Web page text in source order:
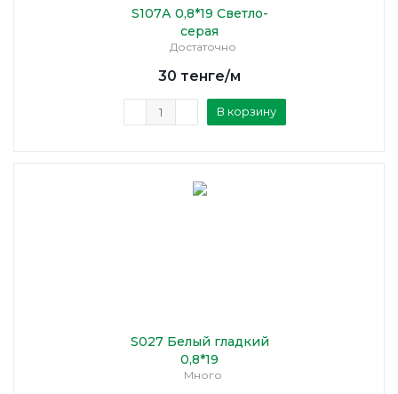
S107А 0,8*19 Светло-
серая
Достаточно
30 тенге/м
В корзину
S027 Белый гладкий
0,8*19
Много